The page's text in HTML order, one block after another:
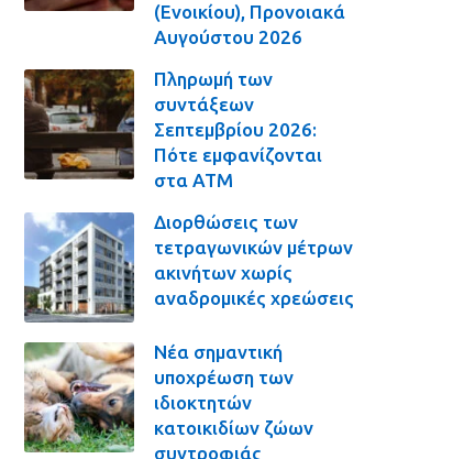
(Ενοικίου), Προνοιακά
Αυγούστου 2026
Πληρωμή των
συντάξεων
Σεπτεμβρίου 2026:
Πότε εμφανίζονται
στα ΑΤΜ
Διορθώσεις των
τετραγωνικών μέτρων
ακινήτων χωρίς
αναδρομικές χρεώσεις
Νέα σημαντική
υποχρέωση των
ιδιοκτητών
κατοικιδίων ζώων
συντροφιάς